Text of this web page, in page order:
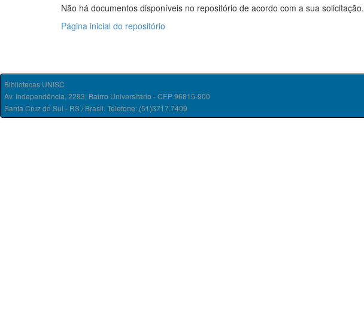
Não há documentos disponíveis no repositório de acordo com a sua solicitação.
Página inicial do repositório
Bibliotecas UNISC
Av. Independência, 2293, Bairro Universitário - CEP 96815-900
Santa Cruz do Sul - RS / Brasil. Telefone: (51)3717.7409